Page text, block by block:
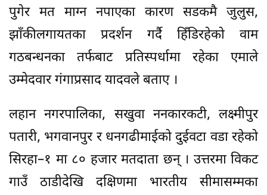
पुगेर मत माग्न नपाएका कारण सडकमै जुलुस,
झाँकीलगायतका प्रदर्शन गर्दै हिँडिरहेको वाम
गठबन्धनका तर्फबाट प्रतिस्पर्धामा रहेका एमाले
उम्मेदवार गंगाप्रसाद यादवले बताए ।
लहान नगरपालिका, सखुवा ननकारकटी, लक्ष्मीपुर
पतारी, भगवानपुर र धनगढीमाईको दुईवटा वडा रहेको
सिरहा–१ मा ८० हजार मतदाता छन् । उत्तरमा विकट
गाउँ ठाडीदेखि दक्षिणमा भारतीय सीमासम्मका